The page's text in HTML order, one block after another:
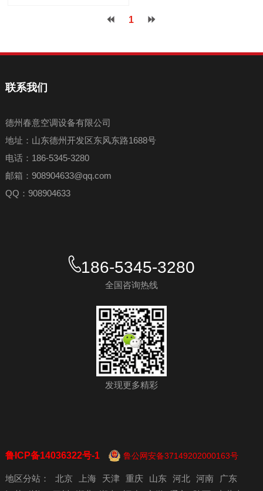
1
联系我们
德州春意空调设备有限公司
地址：山东德州开发区东风东路1688号
电话：186-5345-3280
邮箱：908904633@qq.com
QQ：908904633
186-5345-3280
全国咨询热线
发现更多精彩
鲁ICP备14036322号-1 鲁公网安备37149202000163号
地区分站： 北京 上海 天津 重庆 山东 河北 河南
广东